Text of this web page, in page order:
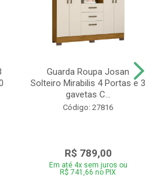
Guarda Roupa Josan
Solteiro Mirabilis 4 Portas e 3
gavetas C...
Código: 27816
R$ 789,00
Em até 4x sem juros ou
R$ 741,66 no PIX